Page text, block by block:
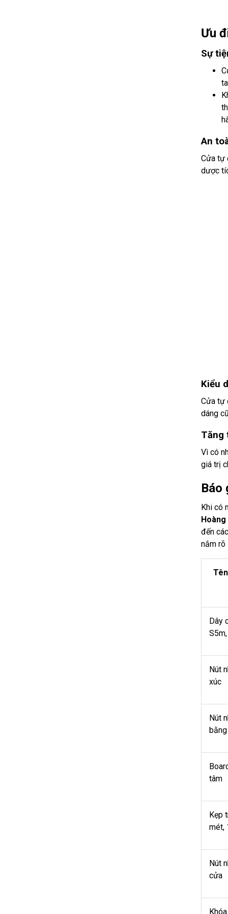
Ưu
Sự
An
Cửa tự
dược
Kiểu
Cửa tự
dáng
Tăng
Vì có
giá trị
Báo
Khi có
Hoàng
đến
nắm rõ
Dây
Nút
xúc
Nút
tâm
Kẹp
mét,
Nút
cửa